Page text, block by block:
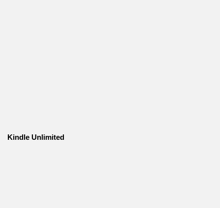
Kindle Unlimited